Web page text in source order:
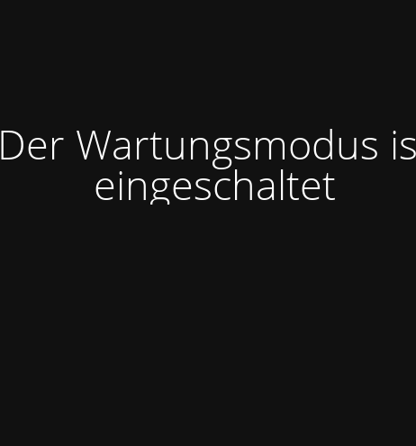
Der Wartungsmodus
eingeschaltet